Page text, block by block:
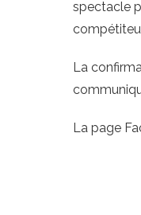
spectacle
La
La page